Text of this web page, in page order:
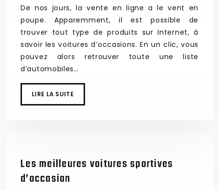
De nos jours, la vente en ligne a le vent en
poupe. Apparemment, il est possible de
trouver tout type de produits sur Internet, à
savoir les voitures d’occasions. En un clic, vous
pouvez alors retrouver toute une liste
d’automobiles…
LIRE LA SUITE
Les meilleures voitures sportives
d’occasion